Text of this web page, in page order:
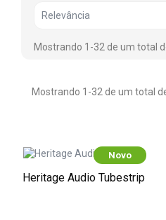
Relevância
Mostrando 1-32 de um total
Mostrando 1-32 de um total
Novo
Heritage Audio Tubestrip